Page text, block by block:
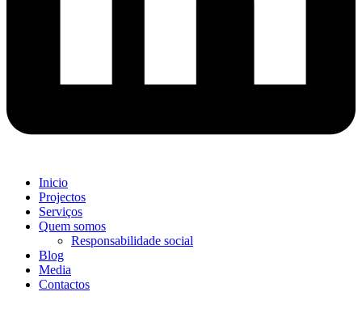
Inicio
Projectos
Serviços
Quem somos
Responsabilidade social
Blog
Media
Contactos